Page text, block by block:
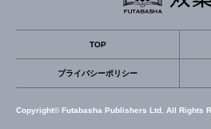
TOP
プライバシーポリシー
Copyright© Futabasha Publishers Ltd. All Rights